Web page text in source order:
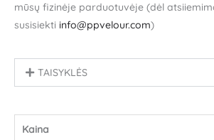
mūsų fizinėje parduotuvėje (dėl
susisiekti info@ppvelour.com)
TAISYKLĖS
Kaina